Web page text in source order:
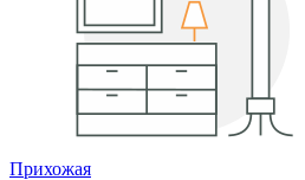
Прихожая